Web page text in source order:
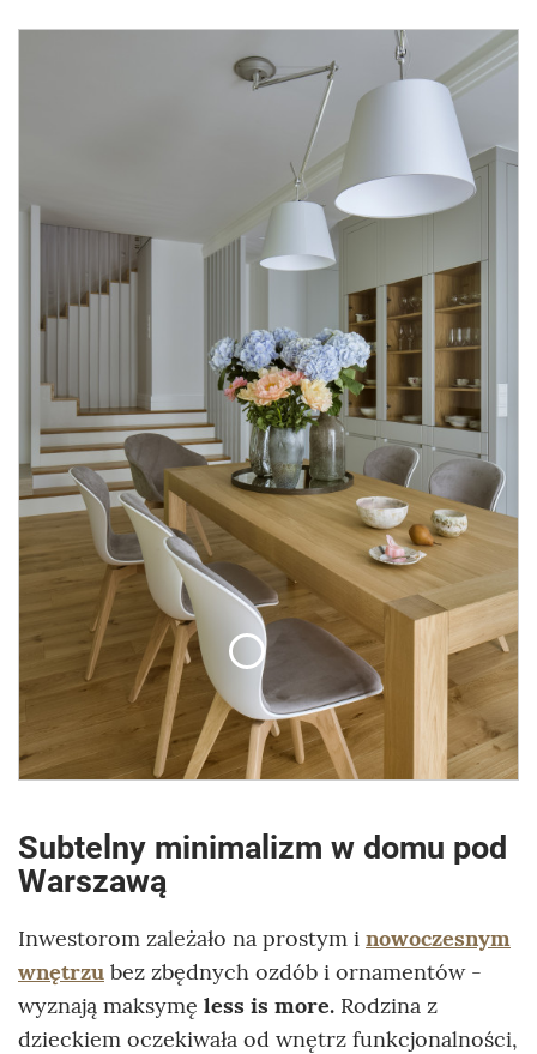
Subtelny minimalizm w domu pod
Warszawą
Inwestorom zależało na prostym i nowoczesnym
wnętrzu bez zbędnych ozdób i ornamentów -
wyznają maksymę less is more. Rodzina z
dzieckiem oczekiwała od wnętrz funkcjonalności,